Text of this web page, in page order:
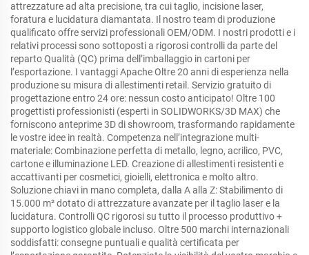
attrezzature ad alta precisione, tra cui taglio, incisione laser,
foratura e lucidatura diamantata. Il nostro team di produzione
qualificato offre servizi professionali OEM/ODM. I nostri prodotti e i
relativi processi sono sottoposti a rigorosi controlli da parte del
reparto Qualità (QC) prima dell’imballaggio in cartoni per
l’esportazione. I vantaggi Apache Oltre 20 anni di esperienza nella
produzione su misura di allestimenti retail. Servizio gratuito di
progettazione entro 24 ore: nessun costo anticipato! Oltre 100
progettisti professionisti (esperti in SOLIDWORKS/3D MAX) che
forniscono anteprime 3D di showroom, trasformando rapidamente
le vostre idee in realtà. Competenza nell’integrazione multi-
materiale: Combinazione perfetta di metallo, legno, acrilico, PVC,
cartone e illuminazione LED. Creazione di allestimenti resistenti e
accattivanti per cosmetici, gioielli, elettronica e molto altro.
Soluzione chiavi in mano completa, dalla A alla Z: Stabilimento di
15.000 m² dotato di attrezzature avanzate per il taglio laser e la
lucidatura. Controlli QC rigorosi su tutto il processo produttivo +
supporto logistico globale incluso. Oltre 500 marchi internazionali
soddisfatti: consegne puntuali e qualità certificata per